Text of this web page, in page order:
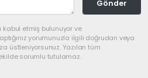
Gönder
kabul etmiş bulunuyor ve
yorumunuzla ilgili doğrudan veya
üstleniyorsunuz. Yazılan tüm
sorumlu tutulamaz.